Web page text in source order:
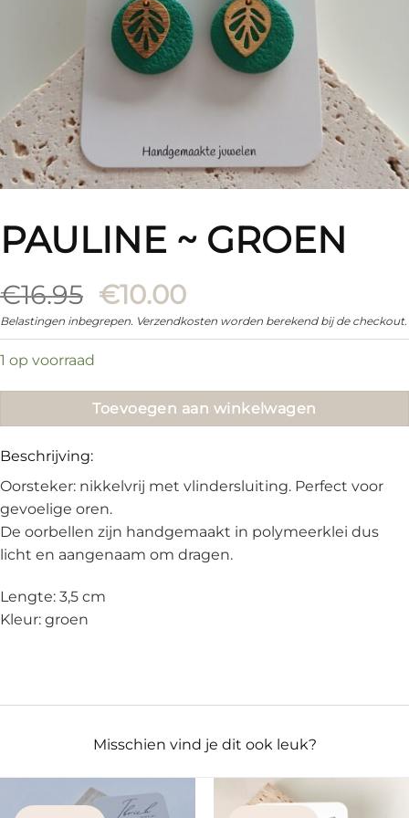
PAULINE ~ GROEN
€16.95 Oorspronkelijke
prijs
was:
€10.00Huidige
prijs
is:
Belastingen inbegrepen. Verzendkosten worden berekend bij de checkout.
1 op voorraad
Toevoegen aan winkelwagen
Beschrijving:
Oorsteker: nikkelvrij met vlindersluiting. Perfect voor
gevoelige oren.
De oorbellen zijn handgemaakt in polymeerklei dus
licht en aangenaam om dragen.
Lengte: 3,5 cm
Kleur: groen
Misschien vind je dit ook leuk?